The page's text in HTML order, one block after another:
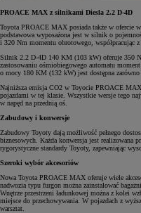
PROACE MAX z silnikami Diesla 2.2 D-4D
Toyota PROACE MAX posiada także w ofercie
podstawowa wyposażona jest w silnik o
i 320 Nm momentu obrotowego, współpracując
Silnik 2.2 D-4D 140 KM (103 kW) oferuje 350
zastosowaniu ośmiobiegowego automatu
o mocy 180 KM (132 kW) jest dostępna zarówno
Najniższa emisja CO2 w Toyocie PROACE
pojazdami w tej klasie. Wszystkie wersje tego
w napęd na przednią oś.
Zabudowy i konwersje
Zabudowy Toyoty dają możliwość pełnego
biznesowych. Każda konwersja jest realizowana
rygorystyczne standardy Toyoty, zapewniając
Szeroki wybór akcesoriów
Nowa Toyota PROACE MAX oferuje wiele
nadwozia typu furgon można zainstalować
Wnętrze przestrzeni ładunkowej można z kolei
miejsce do przechowywania. W pojazdach z
warsztat.